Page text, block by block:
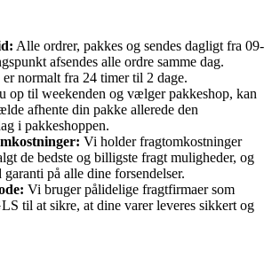
Alle ordrer, pakkes og sendes dagligt fra 09-
afsendes alle ordre samme dag.
normalt fra 24 timer til 2 dage.
op til weekenden og vælger pakkeshop, kan
afhente din pakke allerede den
i pakkeshoppen.
Vi holder fragtomkostninger
de bedste og billigste fragt muligheder, og
på alle dine forsendelser.
Vi bruger pålidelige fragtfirmaer som
til at sikre, at dine varer leveres sikkert og